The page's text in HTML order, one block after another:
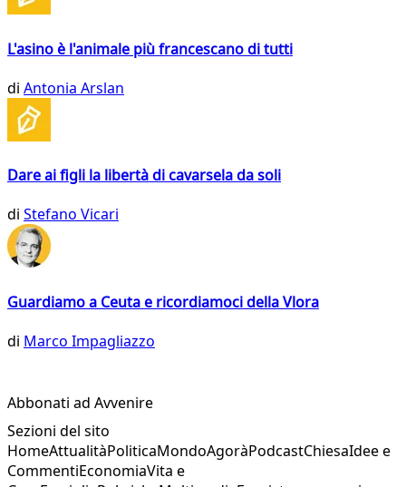
L'asino è l'animale più francescano di tutti
di Antonia Arslan
Dare ai figli la libertà di cavarsela da soli
di Stefano Vicari
Guardiamo a Ceuta e ricordiamoci della Vlora
di Marco Impagliazzo
Abbonati ad Avvenire
Sezioni del sito
HomeAttualitàPoliticaMondoAgoràPodcastChiesaIdee e
CommentiEconomiaVita e